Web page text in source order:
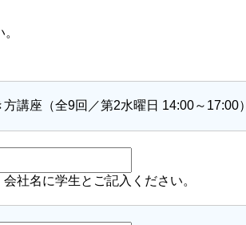
講座（全9回／第2水曜日 14:00～17:00）
社名に学生とご記入ください。